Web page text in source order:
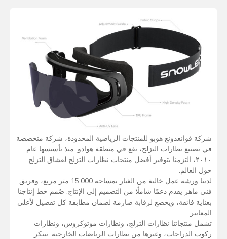
شركة قوانغدونغ هوبو للمنتجات الرياضية المحدودة، شركة متخصصة
في تصنيع نظارات التزلج، تقع في منطقة هوادو. منذ تأسيسها عام
٢٠١٠، التزمنا بتوفير أفضل منتجات نظارات التزلج لعشاق التزلج
حول العالم.
لدينا ورشة عمل خالية من الغبار بمساحة 15,000 متر مربع، وفريق
فني ماهر يقدم دعمًا شاملًا من التصميم إلى الإنتاج. صُمم خط إنتاجنا
بعناية فائقة، ويخضع لرقابة صارمة لضمان مطابقة كل تفصيل لأعلى
المعايير.
تشمل منتجاتنا نظارات التزلج، ونظارات موتوكروس، ونظارات
ركوب الدراجات، وغيرها من نظارات الرياضات الخارجية. نبتكر